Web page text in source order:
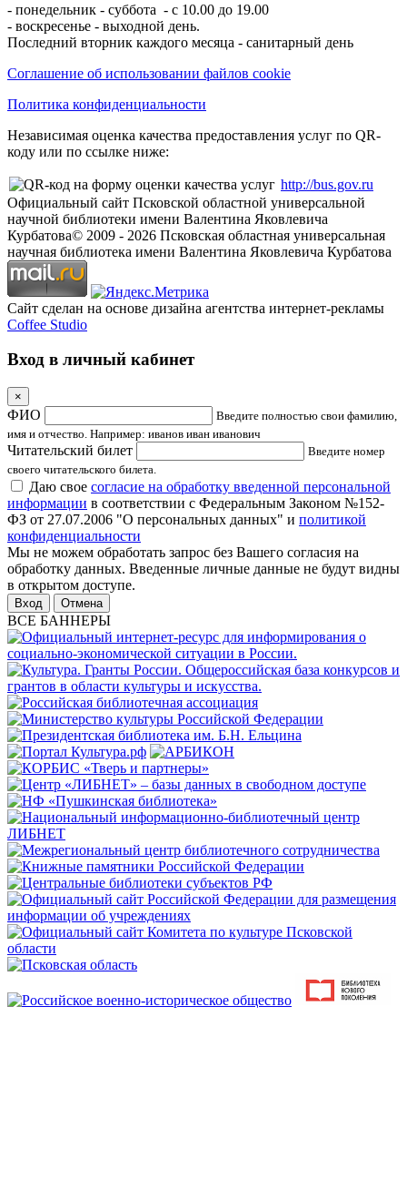
- понедельник - суббота - с 10.00 до 19.00
- воскресенье - выходной день.
Последний вторник каждого месяца - санитарный день
Соглашение об использовании файлов cookie
Политика конфиденциальности
Независимая оценка качества предоставления услуг по QR-
коду или по ссылке ниже:
http://bus.gov.ru
Официальный сайт Псковской областной универсальной
научной библиотеки имени Валентина Яковлевича
Курбатова© 2009 - 2026 Псковская областная универсальная
научная библиотека имени Валентина Яковлевича Курбатова
Сайт сделан на основе дизайна агентства интернет-рекламы
Coffee Studio
Вход в личный кабинет
×
ФИО
Введите полностью свои фамилию,
имя и отчество. Например: иванов иван иванович
Читательский билет
Введите номер
своего читательского билета.
Даю свое согласие на обработку введенной персональной
информации в соответствии с Федеральным Законом №152-
ФЗ от 27.07.2006 "О персональных данных" и политикой
конфиденциальности
Мы не можем обработать запрос без Вашего согласия на
обработку данных. Введенные личные данные не будут видны
в открытом доступе.
Отмена
ВСЕ БАННЕРЫ